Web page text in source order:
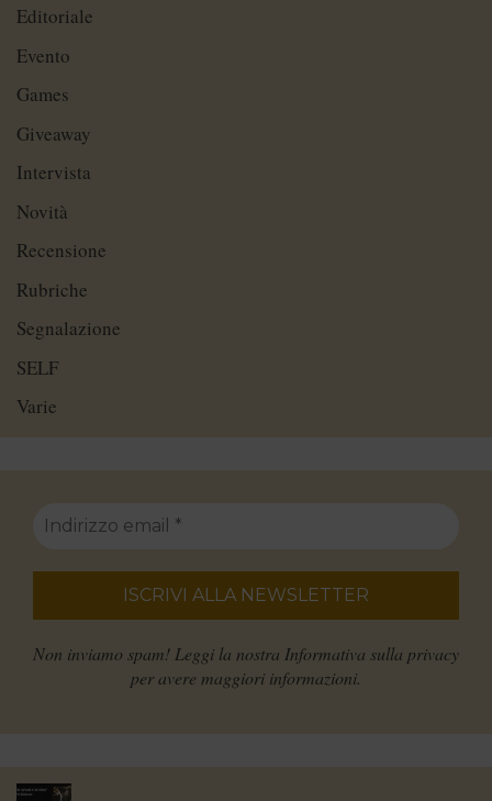
Editoriale
Evento
Games
Giveaway
Intervista
Novità
Recensione
Rubriche
Segnalazione
SELF
Varie
Non inviamo spam! Leggi la nostra Informativa sulla privacy
per avere maggiori informazioni.